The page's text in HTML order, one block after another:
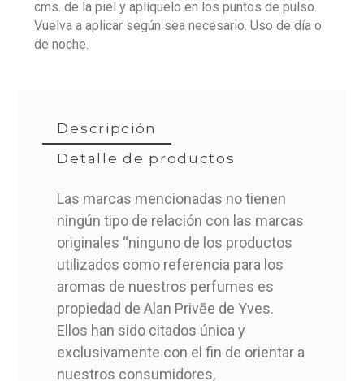
cms. de la piel y aplíquelo en los puntos de pulso.
Vuelva a aplicar según sea necesario. Uso de día o
de noche.
Descripción
Detalle de productos
Las marcas mencionadas no tienen
ningún tipo de relación con las marcas
originales “ninguno de los productos
utilizados como referencia para los
aromas de nuestros perfumes es
propiedad de Alan Privēe de Yves.
Ellos han sido citados única y
exclusivamente con el fin de orientar a
nuestros consumidores,
ReferenciaSP008100150194